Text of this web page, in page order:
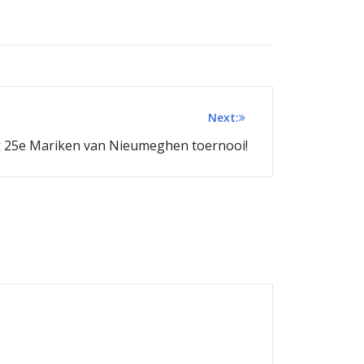
Next:
25e Mariken van Nieumeghen toernooi!